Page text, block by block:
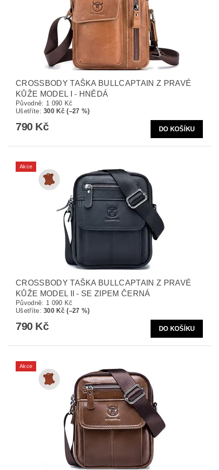
CROSSBODY TAŠKA BULLCAPTAIN Z PRAVÉ
KŮŽE MODEL I - HNĚDÁ
Původně: 1 090 Kč
Ušetříte:300 Kč (–27 %)
790 Kč
Akce
CROSSBODY TAŠKA BULLCAPTAIN Z PRAVÉ
KŮŽE MODEL II - SE ZIPEM ČERNÁ
Původně: 1 090 Kč
Ušetříte:300 Kč (–27 %)
790 Kč
Akce